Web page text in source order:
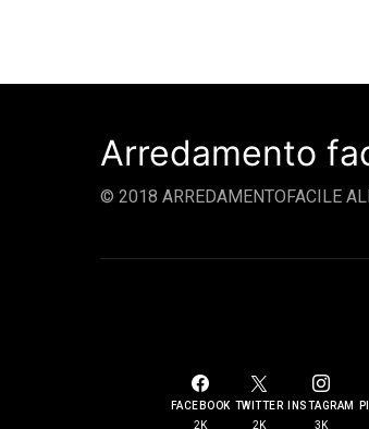
Arredamento
© 2018 ARREDAMENTOFACILE
FACEBOOK
2K
TWITTER
2K
INSTAGRAM
3K